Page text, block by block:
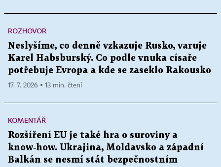
ROZHOVOR
Neslyšíme, co denně vzkazuje Rusko, varuje
Karel Habsburský. Co podle vnuka císaře
potřebuje Evropa a kde se zaseklo Rakousko
17. 7. 2026 ▪ 13 min. čtení
KOMENTÁŘ
Rozšíření EU je také hra o suroviny a
know‑how. Ukrajina, Moldavsko a západní
Balkán se nesmí stát bezpečnostním